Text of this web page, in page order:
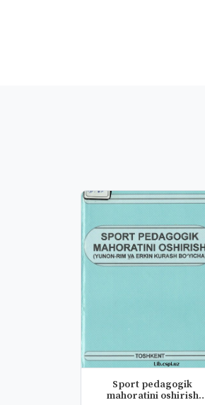
Sport pedagogik
mahoratini oshirish